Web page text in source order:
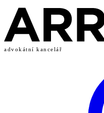
advokátní kancelář